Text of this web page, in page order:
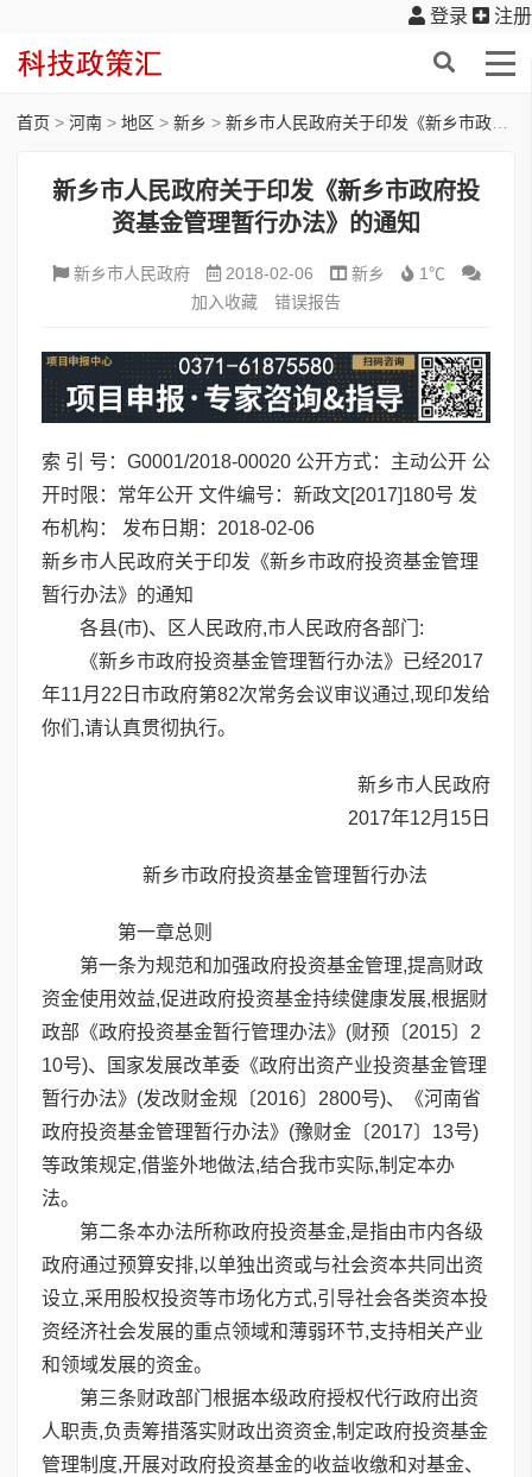
登录 注册
首页 > 河南 > 地区 > 新乡 > 新乡市人民政府关于印发《新乡市政府投资基金管理暂行办法》的通知
新乡市人民政府关于印发《新乡市政府投
资基金管理暂行办法》的通知
新乡市人民政府 2018-02-06 新乡
1℃
加入收藏
错误报告
索 引 号：G0001/2018-00020 公开方式：主动公开 公
开时限：常年公开 文件编号：新政文[2017]180号 发
布机构： 发布日期：2018-02-06
新乡市人民政府关于印发《新乡市政府投资基金管理
暂行办法》的通知
各县(市)、区人民政府,市人民政府各部门:
《新乡市政府投资基金管理暂行办法》已经2017
年11月22日市政府第82次常务会议审议通过,现印发给
你们,请认真贯彻执行。
新乡市人民政府
2017年12月15日
新乡市政府投资基金管理暂行办法
第一章总则
第一条为规范和加强政府投资基金管理,提高财政
资金使用效益,促进政府投资基金持续健康发展,根据财
政部《政府投资基金暂行管理办法》(财预〔2015〕2
10号)、国家发展改革委《政府出资产业投资基金管理
暂行办法》(发改财金规〔2016〕2800号)、《河南省
政府投资基金管理暂行办法》(豫财金〔2017〕13号)
等政策规定,借鉴外地做法,结合我市实际,制定本办
法。
第二条本办法所称政府投资基金,是指由市内各级
政府通过预算安排,以单独出资或与社会资本共同出资
设立,采用股权投资等市场化方式,引导社会各类资本投
资经济社会发展的重点领域和薄弱环节,支持相关产业
和领域发展的资金。
第三条财政部门根据本级政府授权代行政府出资
人职责,负责筹措落实财政出资资金,制定政府投资基金
管理制度,开展对政府投资基金的收益收缴和对基金、